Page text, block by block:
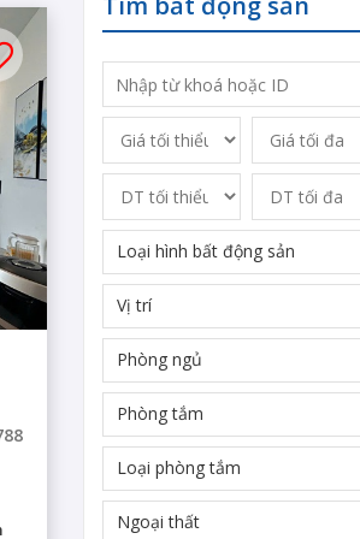
Loại hình bất động sản
Vị trí
Phòng ngủ
Phòng tắm
Loại phòng tắm
Ngoại thất